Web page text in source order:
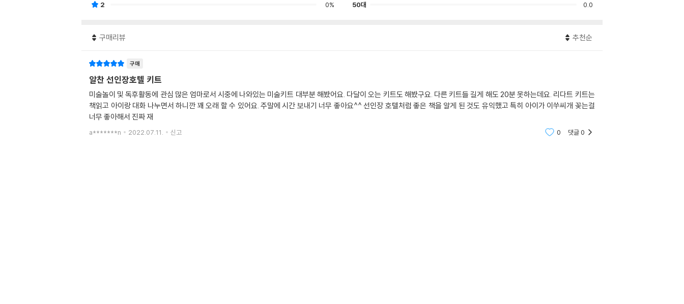
2
0%
50대
0.0
구매리뷰 추천순
구매
알찬 선인장호텔 키트
미술놀이 및 독후활동에 관심 많은 엄마로서 시중에 나와있는 미술키트 대부분 해봤어요. 다달이 오는 키트도 해봤구요. 다른 키트들 길게 해도 20분 못하는데요. 리다트 키트는
책읽고 아이랑 대화 나누면서 하니깐 꽤 오래 할 수 있어요. 주말에 시간 보내기 너무 좋아요^^ 선인장 호텔처럼 좋은 책을 알게 된 것도 유익했고 특히 아이가 이쑤씨개 꽂는걸
너무 좋아해서 진짜 재
a*******n 2022.07.11. 신고 0 댓글0